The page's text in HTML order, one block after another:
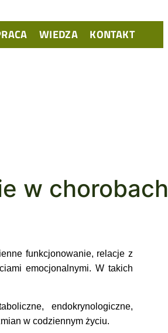
WIEDZA KONTAKT
w chorobach
funkcjonowanie, relacje z
emocjonalnymi. W takich
endokrynologiczne,
w codziennym życiu.